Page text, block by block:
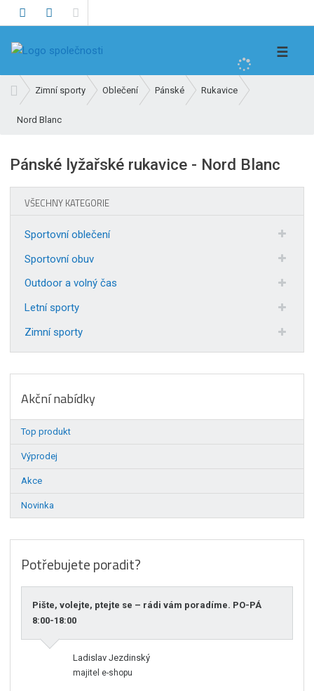
h
t
☰
v
o
í
Zimní sporty Oblečení Pánské Rukavice
Nord Blanc
Pánské lyžařské rukavice - Nord Blanc
VŠECHNY KATEGORIE
Sportovní oblečení
Sportovní obuv
Outdoor a volný čas
Letní sporty
Zimní sporty
Akční nabídky
Top produkt
Výprodej
Akce
Novinka
Potřebujete poradit?
Pište, volejte, ptejte se – rádi vám poradíme. PO-PÁ
8:00-18:00
Ladislav Jezdinský
majitel e-shopu